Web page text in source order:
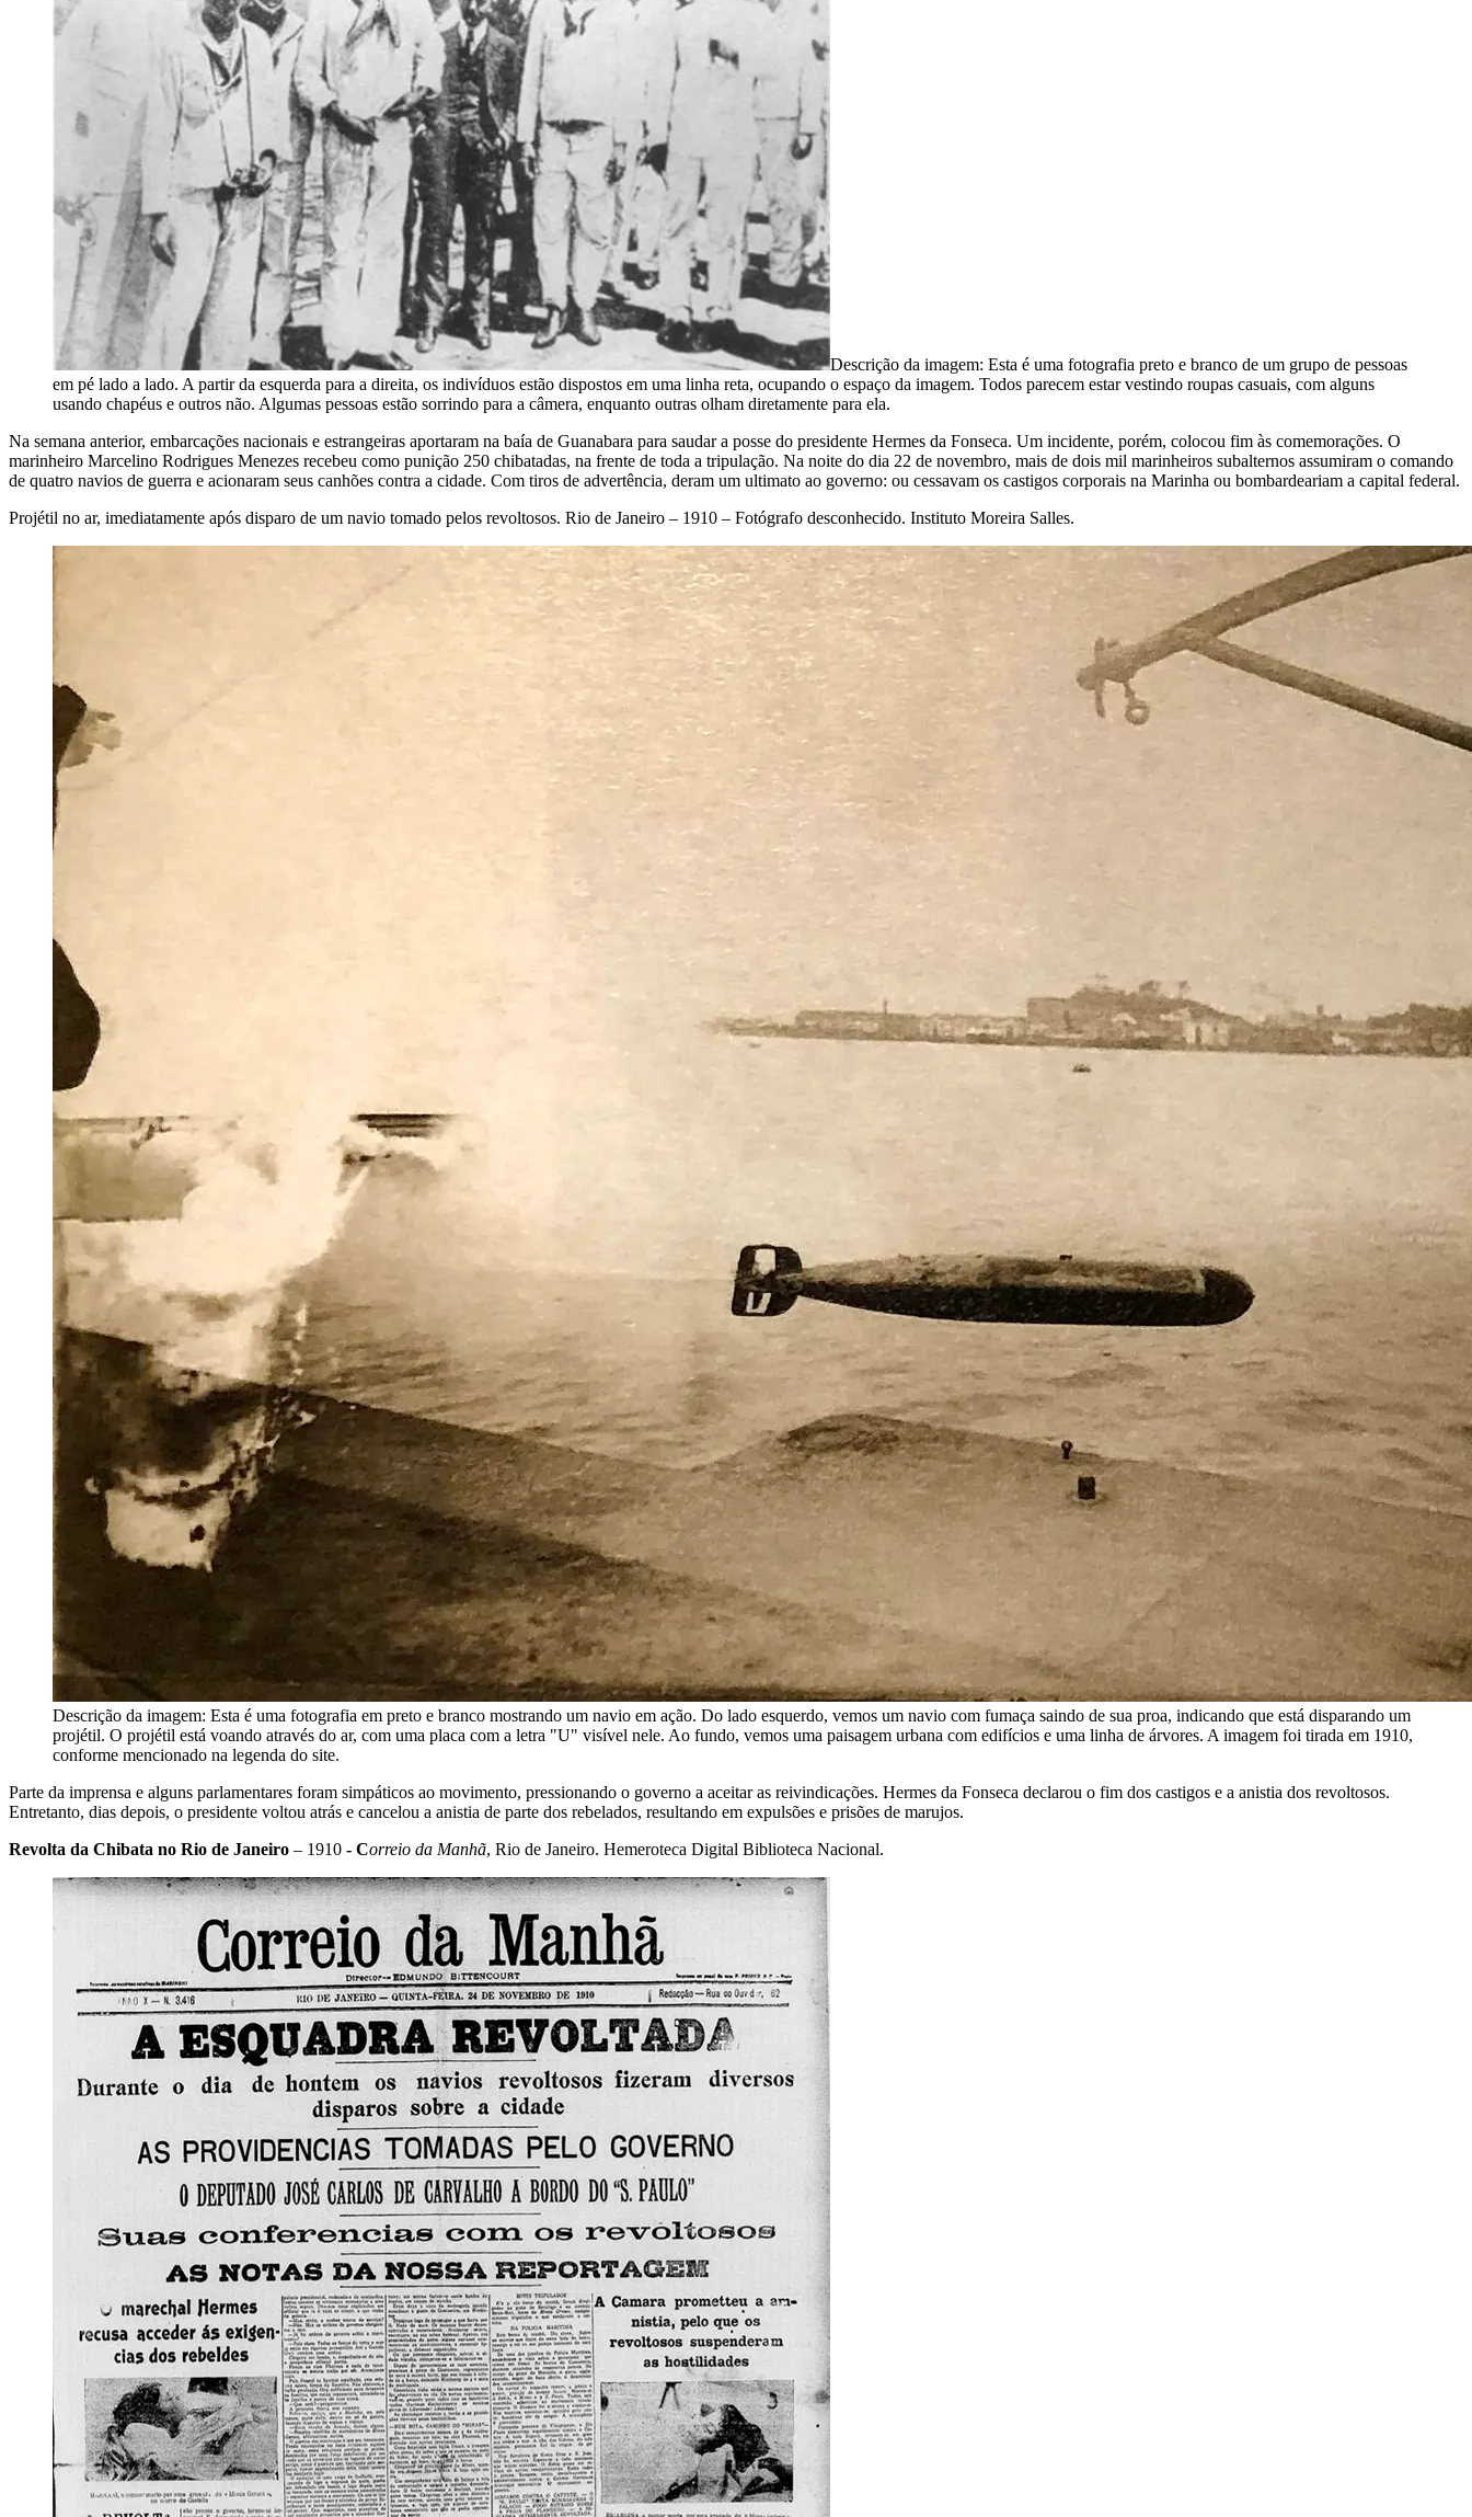
Descrição da imagem: Esta é uma fotografia preto e branco de um grupo de pessoas
em pé lado a lado. A partir da esquerda para a direita, os indivíduos estão dispostos em uma linha reta, ocupando o espaço da imagem. Todos parecem estar vestindo roupas casuais, com alguns
usando chapéus e outros não. Algumas pessoas estão sorrindo para a câmera, enquanto outras olham diretamente para ela.
Na semana anterior, embarcações nacionais e estrangeiras aportaram na baía de Guanabara para saudar a posse do presidente Hermes da Fonseca. Um incidente, porém, colocou fim às comemorações. O
marinheiro Marcelino Rodrigues Menezes recebeu como punição 250 chibatadas, na frente de toda a tripulação. Na noite do dia 22 de novembro, mais de dois mil marinheiros subalternos assumiram o comando
de quatro navios de guerra e acionaram seus canhões contra a cidade. Com tiros de advertência, deram um ultimato ao governo: ou cessavam os castigos corporais na Marinha ou bombardeariam a capital federal.
Projétil no ar, imediatamente após disparo de um navio tomado pelos revoltosos. Rio de Janeiro – 1910 – Fotógrafo desconhecido. Instituto Moreira Salles.
Descrição da imagem: Esta é uma fotografia em preto e branco mostrando um navio em ação. Do lado esquerdo, vemos um navio com fumaça saindo de sua proa, indicando que está disparando um
projétil. O projétil está voando através do ar, com uma placa com a letra "U" visível nele. Ao fundo, vemos uma paisagem urbana com edifícios e uma linha de árvores. A imagem foi tirada em 1910,
conforme mencionado na legenda do site.
Parte da imprensa e alguns parlamentares foram simpáticos ao movimento, pressionando o governo a aceitar as reivindicações. Hermes da Fonseca declarou o fim dos castigos e a anistia dos revoltosos.
Entretanto, dias depois, o presidente voltou atrás e cancelou a anistia de parte dos rebelados, resultando em expulsões e prisões de marujos.
Revolta da Chibata no Rio de Janeiro – 1910 - Correio da Manhã, Rio de Janeiro. Hemeroteca Digital Biblioteca Nacional.